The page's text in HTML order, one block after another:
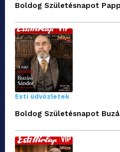
Boldog Születésnapot
Esti üdvözletek
Boldog Születésnapot